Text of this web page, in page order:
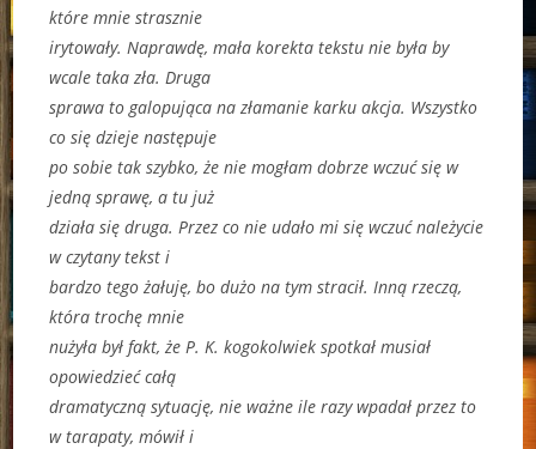
które mnie strasznie
irytowały. Naprawdę, mała korekta tekstu nie była by
wcale taka zła. Druga
sprawa to galopująca na złamanie karku akcja. Wszystko
co się dzieje następuje
po sobie tak szybko, że nie mogłam dobrze wczuć się w
jedną sprawę, a tu już
działa się druga. Przez co nie udało mi się wczuć należycie
w czytany tekst i
bardzo tego żałuję, bo dużo na tym stracił. Inną rzeczą,
która trochę mnie
nużyła był fakt, że P. K. kogokolwiek spotkał musiał
opowiedzieć całą
dramatyczną sytuację, nie ważne ile razy wpadał przez to
w tarapaty, mówił i